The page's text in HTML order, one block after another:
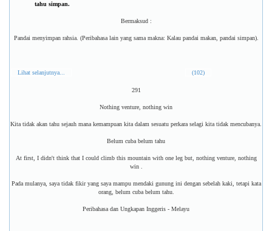
tahu simpan.
Bermaksud :
Pandai menyimpan rahsia. (Peribahasa lain yang sama makna: Kalau pandai makan, pandai simpan).
Lihat selanjutnya... (102)
291
Nothing venture, nothing win
Kita tidak akan tahu sejauh mana kemampuan kita dalam sesuatu perkara selagi kita tidak mencubanya.
Belum cuba belum tahu
At first, I didn't think that I could climb this mountain with one leg but, nothing venture, nothing
win .
Pada mulanya, saya tidak fikir yang saya mampu mendaki gunung ini dengan sebelah kaki, tetapi kata
orang, belum cuba belum tahu.
Peribahasa dan Ungkapan Inggeris - Melayu